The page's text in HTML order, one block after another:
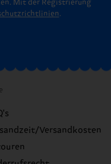
Mit der Registrierung
.
Versandkosten